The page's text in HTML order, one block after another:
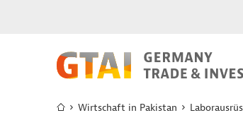
Wirtschaft in Pakistan